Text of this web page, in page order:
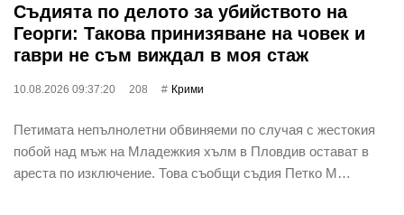
Съдията по делото за убийството на
Георги: Такова принизяване на човек и
гаври не съм виждал в моя стаж
10.08.2026 09:37:20 208 Крими
Петимата непълнолетни обвиняеми по случая с жестокия
побой над мъж на Младежкия хълм в Пловдив остават в
ареста по изключение. Това съобщи съдия Петко М…